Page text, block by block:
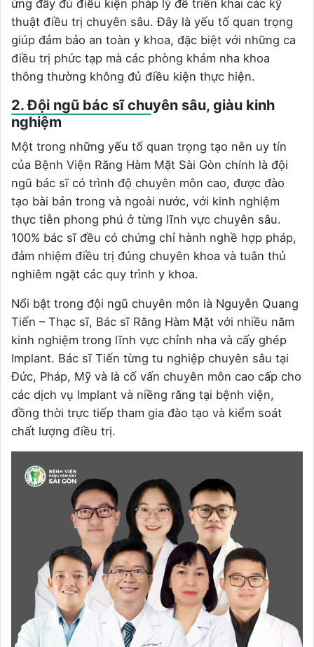
ứng đầy đủ điều kiện pháp lý để triển khai các kỹ
thuật điều trị chuyên sâu. Đây là yếu tố quan trọng
giúp đảm bảo an toàn y khoa, đặc biệt với những ca
điều trị phức tạp mà các phòng khám nha khoa
thông thường không đủ điều kiện thực hiện.
2. Đội ngũ bác sĩ chuyên sâu, giàu kinh
nghiệm
Một trong những yếu tố quan trọng tạo nên uy tín
của Bệnh Viện Răng Hàm Mặt Sài Gòn chính là đội
ngũ bác sĩ có trình độ chuyên môn cao, được đào
tạo bài bản trong và ngoài nước, với kinh nghiệm
thực tiễn phong phú ở từng lĩnh vực chuyên sâu.
100% bác sĩ đều có chứng chỉ hành nghề hợp pháp,
đảm nhiệm điều trị đúng chuyên khoa và tuân thủ
nghiêm ngặt các quy trình y khoa.
Nổi bật trong đội ngũ chuyên môn là Nguyễn Quang
Tiến – Thạc sĩ, Bác sĩ Răng Hàm Mặt với nhiều năm
kinh nghiệm trong lĩnh vực chỉnh nha và cấy ghép
Implant. Bác sĩ Tiến từng tu nghiệp chuyên sâu tại
Đức, Pháp, Mỹ và là cố vấn chuyên môn cao cấp cho
các dịch vụ Implant và niềng răng tại bệnh viện,
đồng thời trực tiếp tham gia đào tạo và kiểm soát
chất lượng điều trị.